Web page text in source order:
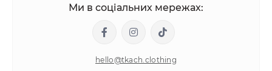
Ми в соціальних мережах:
hello@tkach.clothing